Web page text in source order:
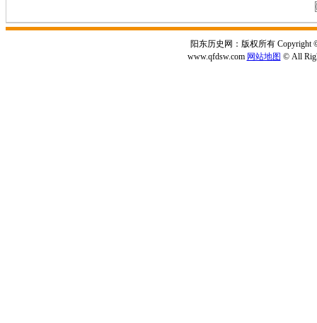
阳东历史网：版权所有 Copyright
www.qfdsw.com 网站地图 © All